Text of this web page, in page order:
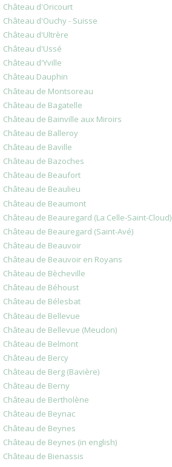
Château d'Oricourt
Château d'Ouchy - Suisse
Château d'Ultrère
Château d'Ussé
Château d'Yville
Château Dauphin
Château de Montsoreau
Château de Bagatelle
Château de Bainville aux Miroirs
Château de Balleroy
Château de Baville
Château de Bazoches
Château de Beaufort
Château de Beaulieu
Château de Beaumont
Château de Beauregard (La Celle-Saint-Cloud)
Château de Beauregard (Saint-Avé)
Château de Beauvoir
Château de Beauvoir en Royans
Château de Bècheville
Château de Béhoust
Château de Bélesbat
Château de Bellevue
Château de Bellevue (Meudon)
Château de Belmont
Château de Bercy
Château de Berg (Bavière)
Château de Berny
Château de Bertholène
Château de Beynac
Château de Beynes
Château de Beynes (in english)
Château de Bienassis